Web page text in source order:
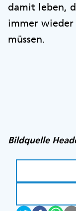
damit leben,
immer wieder
müssen.
Bildquelle